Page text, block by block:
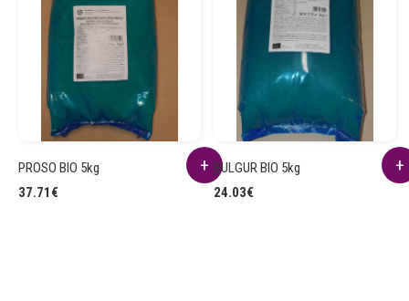
PROSO BIO 5kg
37.71 €
BULGUR BIO 5kg
24.03€